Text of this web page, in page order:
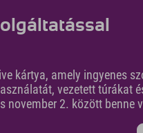
kártya, amely ingyenes
vezetett túrákat
november 2. között benne